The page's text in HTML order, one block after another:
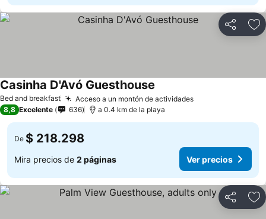
Compartir
Bed and breakfast Acceso a un montón de actividadesVer precios
Casinha D'Avó Guesthouse
8,8 Excelente 636 a 0.4 km de la playa
De $ 218.298
Mira precios de 2 páginas Ver precios
Compartir